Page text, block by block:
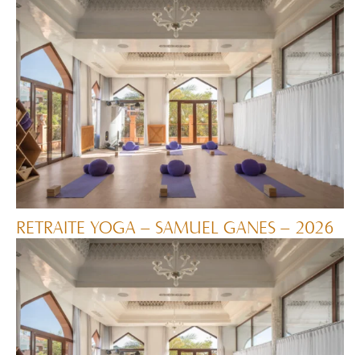
RETRAITE YOGA – SAMUEL GANES – 2026